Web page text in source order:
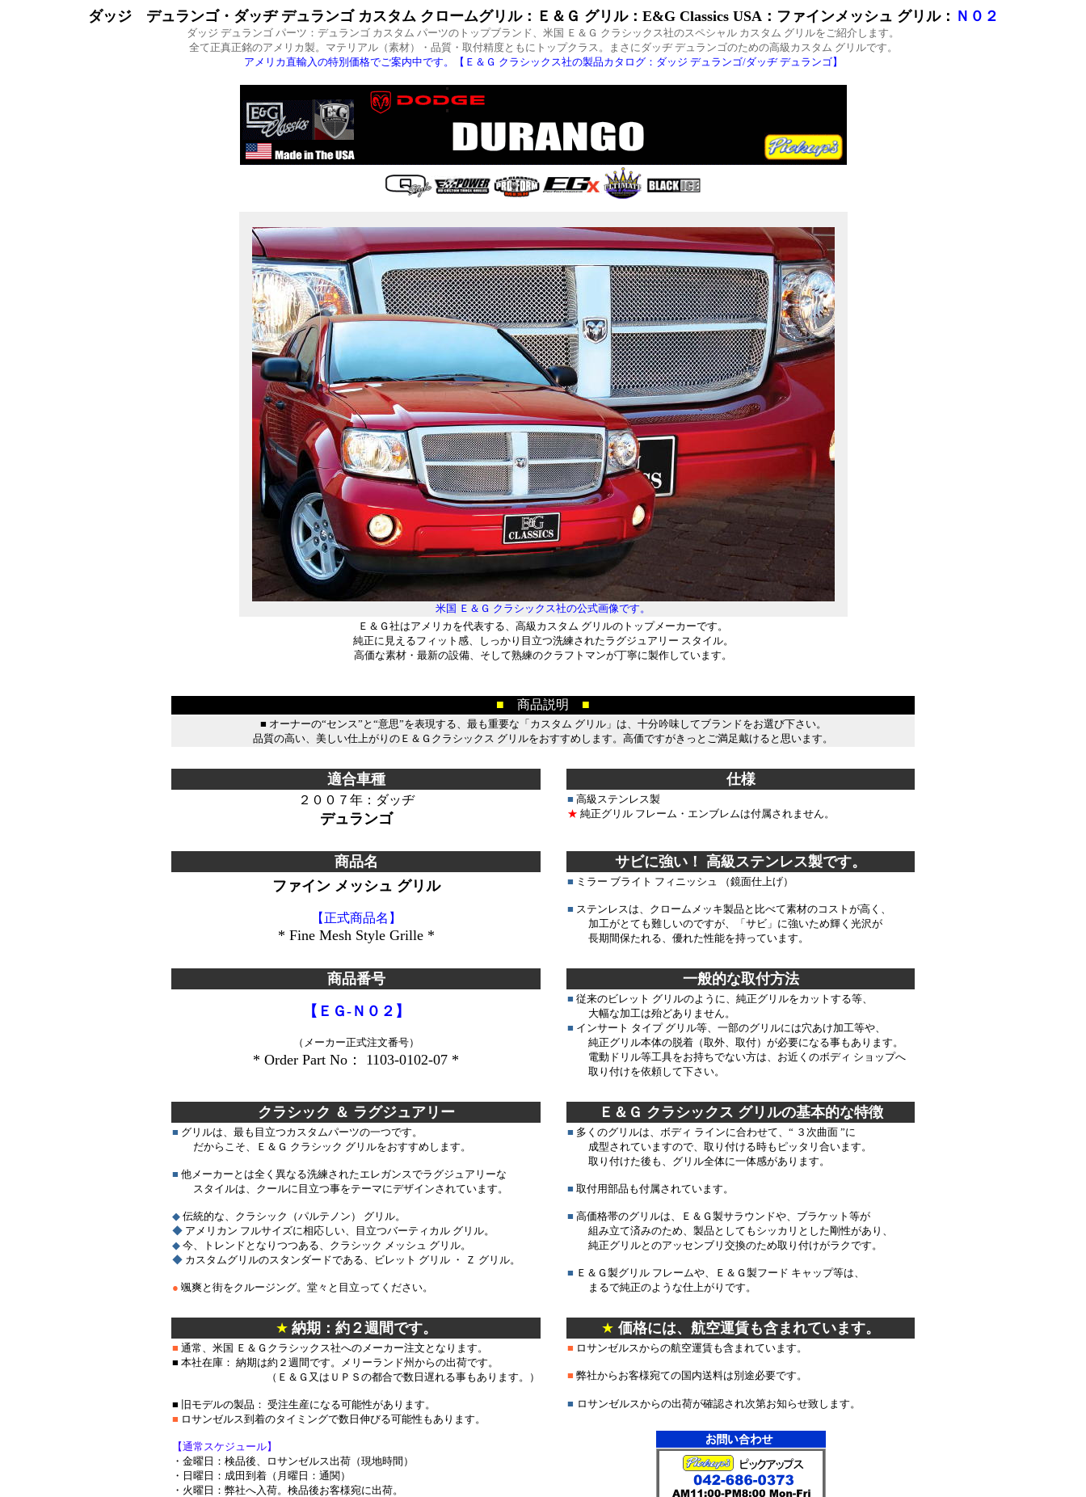
ダッジ デュランゴ・ダッヂ デュランゴ カスタム クロームグリル：Ｅ＆Ｇ グリル：E&G Classics USA：ファインメッシュ グリル： Ｎ０２
ダッジ デュランゴ パーツ：デュランゴ カスタム パーツのトップブランド、米国 Ｅ＆Ｇ クラシックス社のスペシャル カスタム グリルをご紹介します。
全て正真正銘のアメリカ製。マテリアル（素材）・品質・取付精度ともにトップクラス。まさにダッヂ デュランゴのための高級カスタム グリルです。
アメリカ直輸入の特別価格でご案内中です。【Ｅ＆Ｇ クラシックス社の製品カタログ：ダッジ デュランゴ/ダッヂ デュランゴ】
米国 Ｅ＆Ｇ クラシックス社の公式画像です。
Ｅ＆Ｇ社はアメリカを代表する、高級カスタム グリルのトップメーカーです。
純正に見えるフィット感、しっかり目立つ洗練されたラグジュアリー スタイル。
高価な素材・最新の設備、そして熟練のクラフトマンが丁寧に製作しています。
■ 商品説明 ■
■ オーナーの“センス”と“意思”を表現する、最も重要な「カスタム グリル」は、十分吟味してブランドをお選び下さい。
品質の高い、美しい仕上がりのＥ＆Ｇクラシックス グリルをおすすめします。高価ですがきっとご満足戴けると思います。
適合車種 仕様
２００７年：ダッヂ
デュランゴ
■ 高級ステンレス製
★ 純正グリル フレーム・エンブレムは付属されません。
商品名
サビに強い！ 高級ステンレス製です。
ファイン メッシュ グリル
【正式商品名】
* Fine Mesh Style Grille *
■ ミラー ブライト フィニッシュ （鏡面仕上げ）
■ ステンレスは、クロームメッキ製品と比べて素材のコストが高く、
加工がとても難しいのですが、「サビ」に強いため輝く光沢が
長期間保たれる、優れた性能を持っています。
商品番号
一般的な取付方法
【ＥＧ-Ｎ０２】
（メーカー正式注文番号）
* Order Part No： 1103-0102-07 *
■ 従来のビレット グリルのように、純正グリルをカットする等、
大幅な加工は殆どありません。
■ インサート タイプ グリル等、一部のグリルには穴あけ加工等や、
純正グリル本体の脱着（取外、取付）が必要になる事もあります。
電動ドリル等工具をお持ちでない方は、お近くのボディ ショップへ
取り付けを依頼して下さい。
クラシック ＆ ラグジュアリー Ｅ＆Ｇ クラシックス グリルの基本的な特徴
■ グリルは、最も目立つカスタムパーツの一つです。
だからこそ、Ｅ＆Ｇ クラシック グリルをおすすめします。
■ 他メーカーとは全く異なる洗練されたエレガンスでラグジュアリーな
スタイルは、クールに目立つ事をテーマにデザインされています。
◆ 伝統的な、クラシック（パルテノン） グリル。
◆ アメリカン フルサイズに相応しい、目立つバーティカル グリル。
◆ 今、トレンドとなりつつある、クラシック メッシュ グリル。
◆ カスタムグリルのスタンダードである、ビレット グリル ・ Ｚ グリル。
● 颯爽と街をクルージング。堂々と目立ってください。
■ 多くのグリルは、ボディ ラインに合わせて、“ ３次曲面 ”に
成型されていますので、取り付ける時もピッタリ合います。
取り付けた後も、グリル全体に一体感があります。
■ 取付用部品も付属されています。
■ 高価格帯のグリルは、Ｅ＆Ｇ製サラウンドや、ブラケット等が
組み立て済みのため、製品としてもシッカリとした剛性があり、
純正グリルとのアッセンブリ交換のため取り付けがラクです。
■ Ｅ＆Ｇ製グリル フレームや、Ｅ＆Ｇ製フード キャップ等は、
まるで純正のような仕上がりです。
★ 納期：約２週間です。 ★ 価格には、航空運賃も含まれています。
■ 通常、米国 Ｅ＆Ｇクラシックス社へのメーカー注文となります。
■ 本社在庫： 納期は約２週間です。メリーランド州からの出荷です。
（Ｅ＆Ｇ又はＵＰＳの都合で数日遅れる事もあります。）
■ 旧モデルの製品： 受注生産になる可能性があります。
■ ロサンゼルス到着のタイミングで数日伸びる可能性もあります。
【通常スケジュール】
・金曜日：検品後、ロサンゼルス出荷（現地時間）
・日曜日：成田到着（月曜日：通関）
・火曜日：弊社へ入荷。検品後お客様宛に出荷。
■ ロサンゼルスからの航空運賃も含まれています。
■ 弊社からお客様宛ての国内送料は別途必要です。
■ ロサンゼルスからの出荷が確認され次第お知らせ致します。